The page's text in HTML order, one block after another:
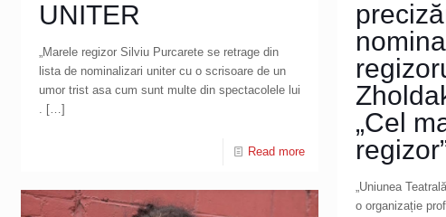
„Cel
„Uniunea
o organizație
UNITER
„Marele regizor Silviu Purcarete se retrage din
lista de nominalizari uniter cu o scrisoare de un
umor trist asa cum sunt multe din spectacolele lui
. […]
Read more